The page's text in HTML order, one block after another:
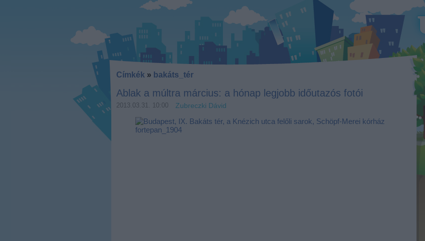
Címkék » bakáts_tér
Ablak a múltra március: a hónap legjobb időutazós fotói
2013.03.31. 10:00 Zubreczki Dávid